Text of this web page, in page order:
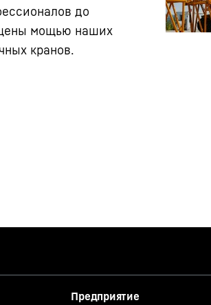
до
мощью наших
кранов.
Предприятие